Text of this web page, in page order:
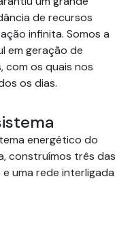
de recursos
infinita. Somos a
em geração de
com os quais nos
os dias.
energético do
construímos três das
uma rede interligada